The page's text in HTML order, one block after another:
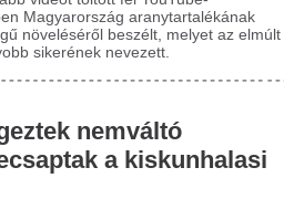
tilalom
betegedtek
betegedtek meg egy
tünetekkel járó
vármegyei idősek
Amit
6
Diana